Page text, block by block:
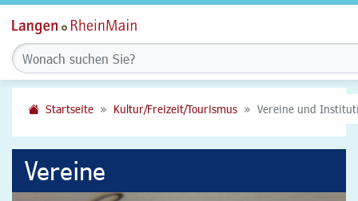
Startseite Kultur/Freizeit/Tourismus Vereine und
Vereine